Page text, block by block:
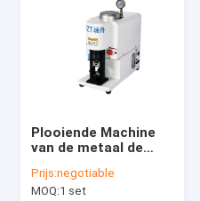
van Machine
Plooiende Machine
van de metaal de
Semi Automatische
Plooiende Machine
Prijs:negotiable
MOQ:1 set